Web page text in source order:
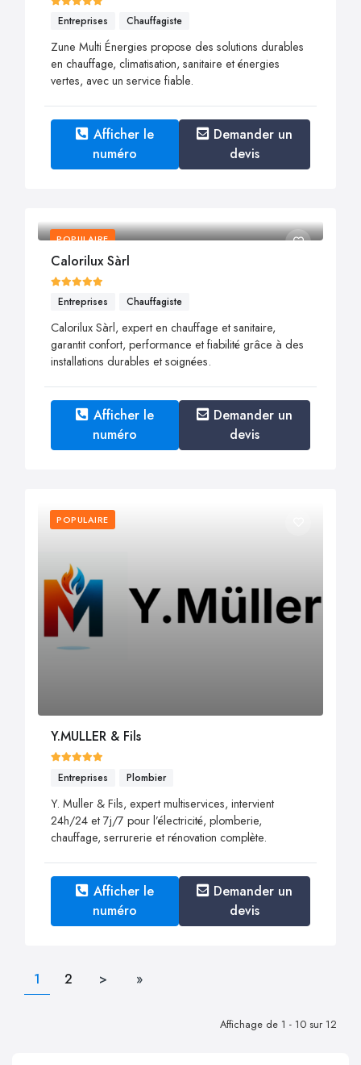
Entreprises Chauffagiste
Zune Multi Énergies propose des solutions durables
en chauffage, climatisation, sanitaire et énergies
vertes, avec un service fiable.
Afficher le
numéro
Demander un
devis
POPULAIRE
Calorilux Sàrl
Entreprises Chauffagiste
Calorilux Sàrl, expert en chauffage et sanitaire,
garantit confort, performance et fiabilité grâce à des
installations durables et soignées.
Afficher le
numéro
Demander un
devis
POPULAIRE
Y.MULLER & Fils
Entreprises Plombier
Y. Muller & Fils, expert multiservices, intervient
24h/24 et 7j/7 pour l’électricité, plomberie,
chauffage, serrurerie et rénovation complète.
Afficher le
numéro
Demander un
devis
1 2 > »
Affichage de 1 - 10 sur 12